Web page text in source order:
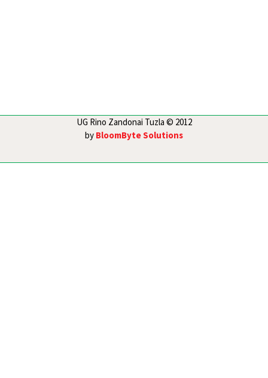
UG Rino Zandonai Tuzla © 2012
by BloomByte Solutions